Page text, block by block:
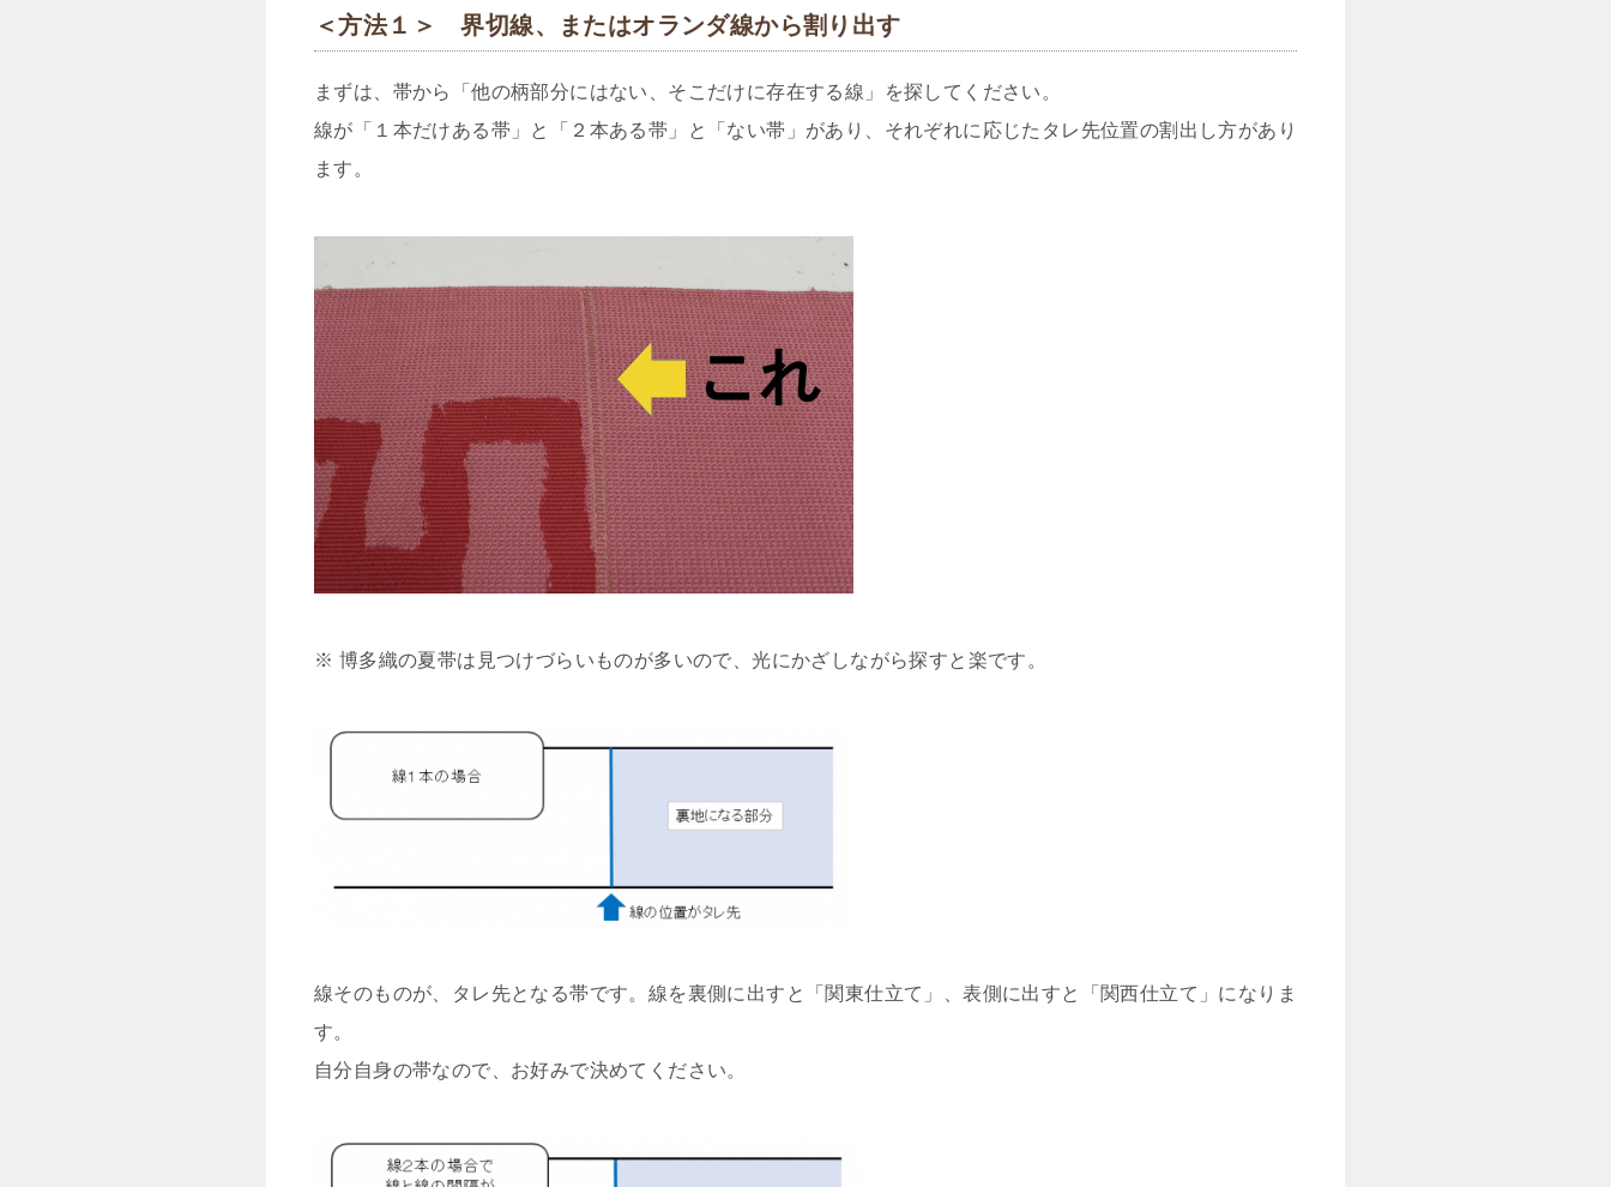
＜方法１＞ 界切線、またはオランダ線から割り出す
まずは、帯から「他の柄部分にはない、そこだけに存在する線」を探してください。
線が「１本だけある帯」と「２本ある帯」と「ない帯」があり、それぞれに応じたタレ先位置の割出し方があり
ます。
※ 博多織の夏帯は見つけづらいものが多いので、光にかざしながら探すと楽です。
線そのものが、タレ先となる帯です。線を裏側に出すと「関東仕立て」、表側に出すと「関西仕立て」になりま
す。
自分自身の帯なので、お好みで決めてください。